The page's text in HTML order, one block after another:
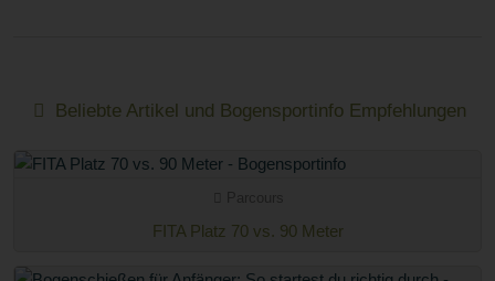
Beliebte Artikel und Bogensportinfo Empfehlungen
FITA Platz 70 vs. 90 Meter